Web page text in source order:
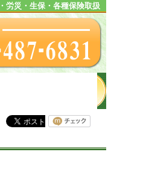
労災・生保・各種保険取扱